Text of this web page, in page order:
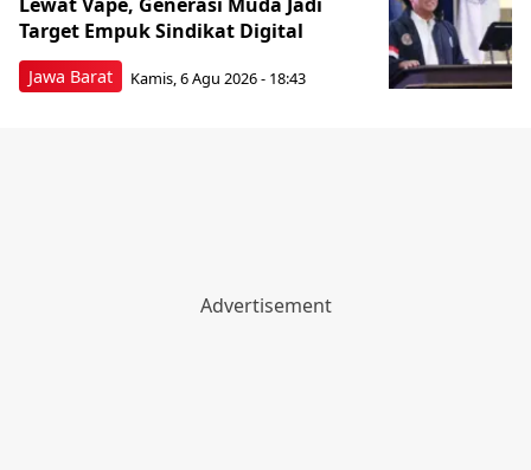
Jawa Barat
Target Empuk Sindikat Digital
Kamis, 6 Agu 2026 - 18:43